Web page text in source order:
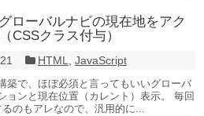
ローバルナビの現在地をアク
CSSクラス付与）
HTML, JavaScript
築で、ほぼ必須と言ってもいいグローバ
ョンと現在位置（カレント）表示。 毎回
るのもアレなので、汎用的に...